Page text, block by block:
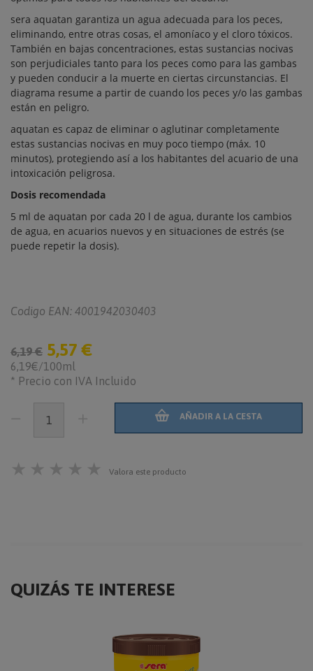
sera aquatan garantiza un agua adecuada para los peces,
eliminando, entre otras cosas, el amoníaco y el cloro tóxicos.
También en bajas concentraciones, estas sustancias nocivas
son perjudiciales tanto para los peces como para las gambas
y pueden conducir a la muerte en ciertas circunstancias. El
diagrama resume a partir de cuando los peces y/o las gambas
están en peligro.
aquatan es capaz de eliminar o aglutinar completamente
estas sustancias nocivas en muy poco tiempo (máx. 10
minutos), protegiendo así a los habitantes del acuario de una
intoxicación peligrosa.
Dosis recomendada
5 ml de aquatan por cada 20 l de agua, durante los cambios
de agua, en acuarios nuevos y en situaciones de estrés (se
puede repetir la dosis).
Codigo EAN: 4001942030403
6,19 € 5,57 €
6,19€/100ml
* Precio con IVA Incluido
AÑADIR A LA CESTA
★ ★ ★ ★ ★ Valora este producto
QUIZÁS TE INTERESE